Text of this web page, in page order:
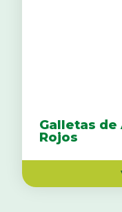
Galletas de
Rojos